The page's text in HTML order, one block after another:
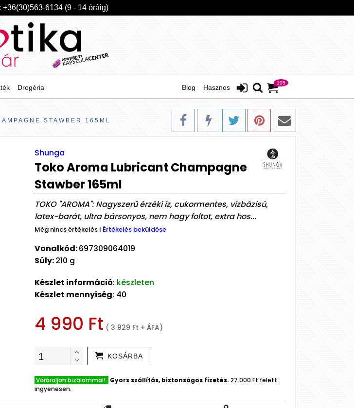
+36(30)563-6134 (9 - 14 óráig)
105
Hasznos
Blog
Drogéria
STAWBER 165ML
Shunga
Toko Aroma Lubricant Champagne
Stawber 165ml
TOKO "AROMA": Nagyszerű érzéki íz, cukormentes, vízbázisú,
latex-barát, ultra bársonyos, nem hagy foltot, extra hos...
Még nincs értékelés | Értékelés beküldése
Vonalkód:697309064019
Súly:210 g
Készlet információ: készleten
Készlet mennyiség: 40
4 990 Ft ( 3 929 Ft + ÁFA)
KOSÁRBA
Várároljon bizalommal! Gyors szállítás, biztonságos fizetés. 27.000 Ft felett
ingyenesen.